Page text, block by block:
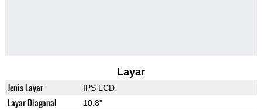
Layar
Jenis Layar IPS LCD
Layar Diagonal 10.8"